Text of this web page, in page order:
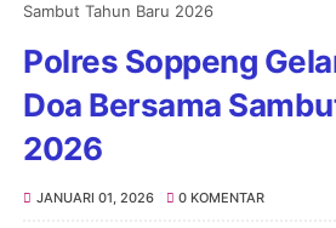
Sambut Tahun Baru 2026
Polres Soppeng
Doa Bersama
2026
JANUARI 01, 2026 0 KOMENTAR